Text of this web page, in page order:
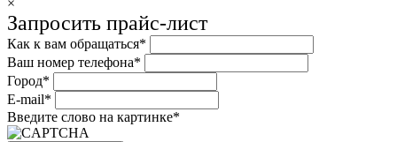
Запросить прайс-лист
Как к вам обращаться*
Ваш номер телефона*
Город*
E-mail*
Введите слово на картинке*